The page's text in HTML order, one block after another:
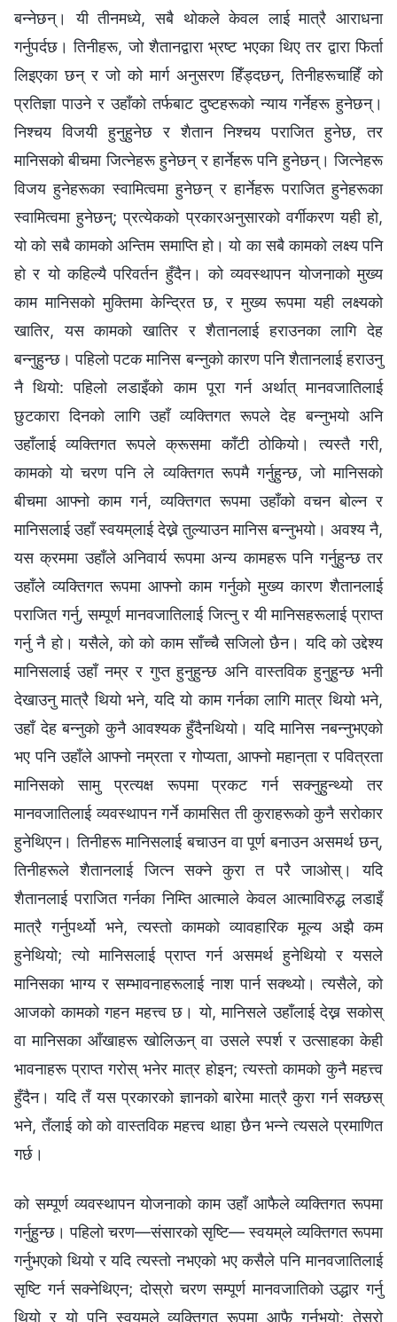
बन्नेछन्। यी तीनमध्ये, सबै थोकले केवल लाई मात्रै आराधना
गर्नुपर्दछ। तिनीहरू, जो शैतानद्वारा भ्रष्ट भएका थिए तर द्वारा फिर्ता
लिइएका छन् र जो को मार्ग अनुसरण हिँड्दछन्, तिनीहरूचाहिँ को
प्रतिज्ञा पाउने र उहाँको तर्फबाट दुष्टहरूको न्याय गर्नेहरू हुनेछन्।
निश्चय विजयी हुनुहुनेछ र शैतान निश्चय पराजित हुनेछ, तर
मानिसको बीचमा जित्नेहरू हुनेछन् र हार्नेहरू पनि हुनेछन्। जित्नेहरू
विजय हुनेहरूका स्वामित्वमा हुनेछन् र हार्नेहरू पराजित हुनेहरूका
स्वामित्वमा हुनेछन्; प्रत्येकको प्रकारअनुसारको वर्गीकरण यही हो,
यो को सबै कामको अन्तिम समाप्ति हो। यो का सबै कामको लक्ष्य पनि
हो र यो कहिल्यै परिवर्तन हुँदैन। को व्यवस्थापन योजनाको मुख्य
काम मानिसको मुक्तिमा केन्द्रित छ, र मुख्य रूपमा यही लक्ष्‍यको
खातिर, यस कामको खातिर र शैतानलाई हराउनका लागि देह
बन्नुहुन्छ। पहिलो पटक मानिस बन्नुको कारण पनि शैतानलाई हराउनु
नै थियो: पहिलो लडाइँको काम पूरा गर्न अर्थात् मानवजातिलाई
छुटकारा दिनको लागि उहाँ व्यक्तिगत रूपले देह बन्नुभयो अनि
उहाँलाई व्यक्तिगत रूपले क्रूसमा काँटी ठोकियो। त्यस्तै गरी,
कामको यो चरण पनि ले व्यक्तिगत रूपमै गर्नुहुन्छ, जो मानिसको
बीचमा आफ्नो काम गर्न, व्यक्तिगत रूपमा उहाँको वचन बोल्न र
मानिसलाई उहाँ स्वयम्‌लाई देख्ने तुल्याउन मानिस बन्नुभयो। अवश्य नै,
यस क्रममा उहाँले अनिवार्य रूपमा अन्य कामहरू पनि गर्नुहुन्छ तर
उहाँले व्यक्तिगत रूपमा आफ्नो काम गर्नुको मुख्य कारण शैतानलाई
पराजित गर्नु, सम्पूर्ण मानवजातिलाई जित्नु र यी मानिसहरूलाई प्राप्त
गर्नु नै हो। यसैले, को को काम साँच्चै सजिलो छैन। यदि को उद्देश्य
मानिसलाई उहाँ नम्र र गुप्त हुनुहुन्छ अनि वास्तविक हुनुहुन्छ भनी
देखाउनु मात्रै थियो भने, यदि यो काम गर्नका लागि मात्र थियो भने,
उहाँ देह बन्नुको कुनै आवश्यक हुँदैनथियो। यदि मानिस नबन्नुभएको
भए पनि उहाँले आफ्नो नम्रता र गोप्यता, आफ्नो महान्‌ता र पवित्रता
मानिसको सामु प्रत्यक्ष रूपमा प्रकट गर्न सक्नुहुन्थ्यो तर
मानवजातिलाई व्यवस्थापन गर्ने कामसित ती कुराहरूको कुनै सरोकार
हुनेथिएन। तिनीहरू मानिसलाई बचाउन वा पूर्ण बनाउन असमर्थ छन्,
तिनीहरूले शैतानलाई जित्न सक्ने कुरा त परै जाओस्। यदि
शैतानलाई पराजित गर्नका निम्ति आत्माले केवल आत्माविरुद्ध लडाइँ
मात्रै गर्नुपर्थ्यो भने, त्यस्तो कामको व्यावहारिक मूल्य अझै कम
हुनेथियो; त्यो मानिसलाई प्राप्त गर्न असमर्थ हुनेथियो र यसले
मानिसका भाग्य र सम्भावनाहरूलाई नाश पार्न सक्थ्यो। त्यसैले, को
आजको कामको गहन महत्त्व छ। यो, मानिसले उहाँलाई देख्न सकोस्
वा मानिसका आँखाहरू खोलिऊन् वा उसले स्पर्श र उत्साहका केही
भावनाहरू प्राप्त गरोस् भनेर मात्र होइन; त्यस्तो कामको कुनै महत्त्व
हुँदैन। यदि तँ यस प्रकारको ज्ञानको बारेमा मात्रै कुरा गर्न सक्छस्
भने, तँलाई को को वास्तविक महत्त्व थाहा छैन भन्ने त्यसले प्रमाणित
गर्छ।
को सम्पूर्ण व्यवस्थापन योजनाको काम उहाँ आफैले व्यक्तिगत रूपमा
गर्नुहुन्छ। पहिलो चरण—संसारको सृष्टि— स्वयम्‌ले व्यक्तिगत रूपमा
गर्नुभएको थियो र यदि त्यस्तो नभएको भए कसैले पनि मानवजातिलाई
सृष्टि गर्न सक्नेथिएन; दोस्रो चरण सम्पूर्ण मानवजातिको उद्धार गर्नु
थियो र यो पनि स्वयम्‌ले व्यक्तिगत रूपमा आफै गर्नुभयो; तेस्रो